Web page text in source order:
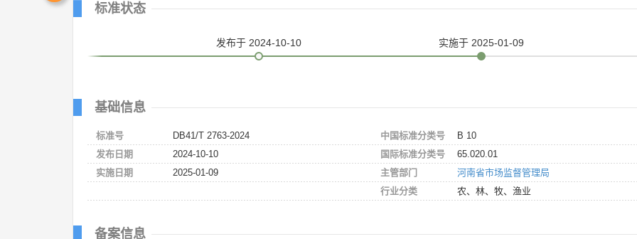
标准状态
发布于 2024-10-10 实施于 2025-01-09
基础信息
标准号
DB41/T 2763-2024
发布日期
2024-10-10
实施日期
2025-01-09
中国标准分类号
B 10
国际标准分类号
65.020.01
主管部门
河南省市场监督管理局
行业分类
农、林、牧、渔业
备案信息